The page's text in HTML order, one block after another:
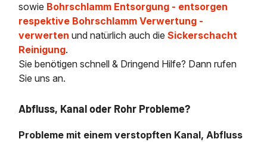
sowie Bohrschlamm Entsorgung - entsorgen
respektive Bohrschlamm Verwertung -
verwerten und natürlich auch dieSickerschacht
Reinigung.
Sie benötigen schnell & Dringend Hilfe? Dann rufen
Sie uns an.
Abfluss, Kanal oder Rohr Probleme?
Probleme mit einem verstopften Kanal, Abfluss